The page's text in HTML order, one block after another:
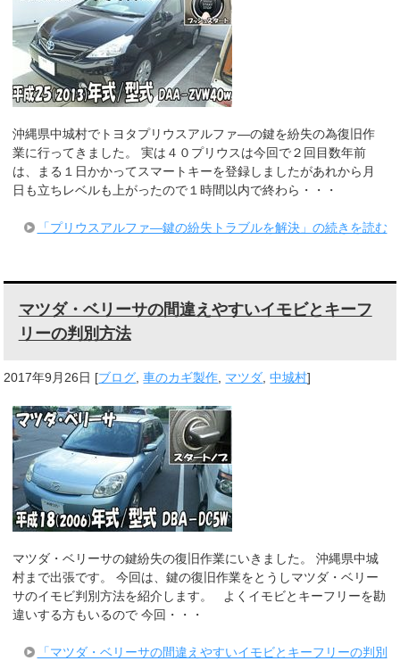
沖縄県中城村でトヨタプリウスアルファ―の鍵を紛失の為復旧作
業に行ってきました。 実は４０プリウスは今回で２回目数年前
は、まる１日かかってスマートキーを登録しましたがあれから月
日も立ちレベルも上がったので１時間以内で終わら・・・
「プリウスアルファ―鍵の紛失トラブルを解決」の続きを読む
マツダ・ベリーサの間違えやすいイモビとキーフ
リーの判別方法
2017年9月26日 [ブログ,車のカギ製作, マツダ,中城村]
マツダ・ベリーサの鍵紛失の復旧作業にいきました。 沖縄県中城
村まで出張です。 今回は、鍵の復旧作業をとうしマツダ・ベリー
サのイモビ判別方法を紹介します。 よくイモビとキーフリーを勘
違いする方もいるので 今回・・・
「マツダ・ベリーサの間違えやすいイモビとキーフリーの判別